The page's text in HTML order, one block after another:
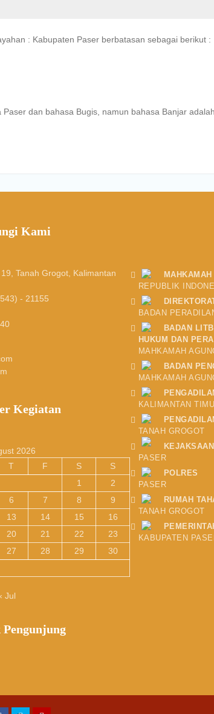
: Kabupaten Paser berbatasan sebagai berikut :
dan bahasa Bugis, namun bahasa Banjar
Kami
Tanah Grogot, Kalimantan
- 21155
Kegiatan
2026
T F S
S
1
2
6 7 8
9
13 14 15
16
20 21 22
23
27 28 29
30
Jul
REPUBLIK
BADAN
BADAN
HUKUM DAN
MAHKAMAH
BADAN
MAHKAMAH
KALIMANTAN
TANAH GROGOT
PASER
POLRES
PASER
RUMAH
TANAH GROGOT
KABUPATEN